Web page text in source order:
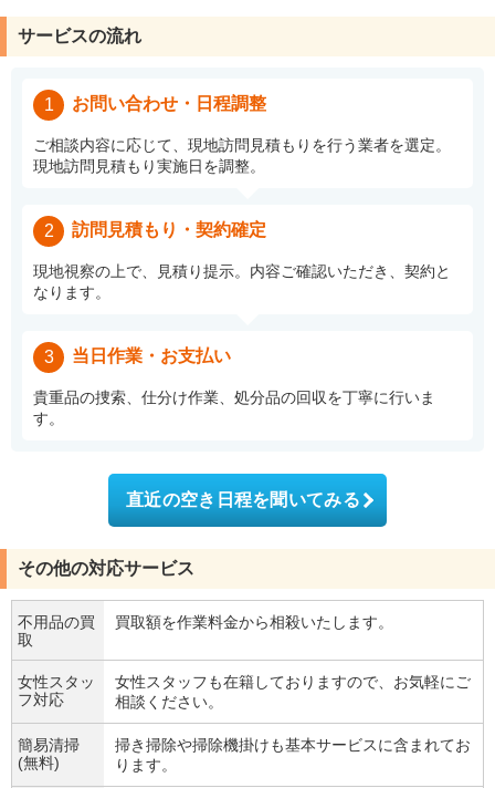
サービスの流れ
1 お問い合わせ・日程調整
ご相談内容に応じて、現地訪問見積もりを行う業者を選定。
現地訪問見積もり実施日を調整。
2 訪問見積もり・契約確定
現地視察の上で、見積り提示。内容ご確認いただき、契約と
なります。
3 当日作業・お支払い
貴重品の捜索、仕分け作業、処分品の回収を丁寧に行いま
す。
直近の空き日程を聞いてみる
その他の対応サービス
不用品の買
取
買取額を作業料金から相殺いたします。
女性スタッ
フ対応
女性スタッフも在籍しておりますので、お気軽にご
相談ください。
簡易清掃
(無料)
掃き掃除や掃除機掛けも基本サービスに含まれてお
ります。